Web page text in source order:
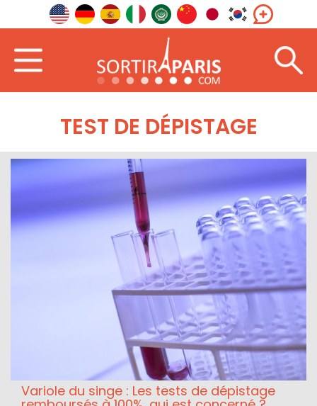
TEST DE DÉPISTAGE
Variole du singe : Les tests de dépistage